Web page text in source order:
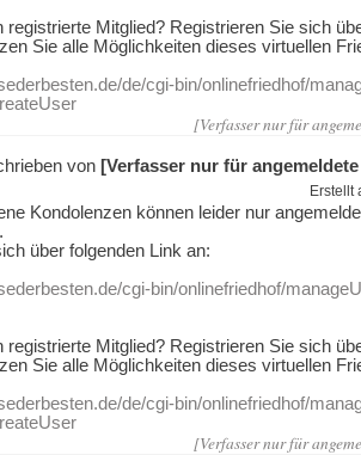
registrierte Mitglied? Registrieren Sie sich
Sie alle Möglichkeiten dieses virtuellen
de/cgi-bin/onlinefriedhof/
[Verfasser nur für
von [Verfasser nur für
Erstellt
Kondolenzen können leider nur
über folgenden Link an:
cgi-bin/onlinefriedhof/
registrierte Mitglied? Registrieren Sie sich
Sie alle Möglichkeiten dieses virtuellen
de/cgi-bin/onlinefriedhof/
[Verfasser nur für